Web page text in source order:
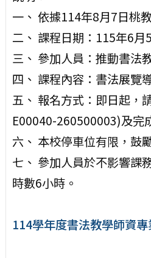
一、 依據114年8月7日桃
二、 課程日期：115年6月
三、 參加人員：推動書法
四、 課程內容：書法展覽
五、 報名方式：即日起，
E00040-260500003)及
六、 本校停車位有限，鼓
七、 參加人員於不影響課
時數6小時。
114學年度書法教學師資